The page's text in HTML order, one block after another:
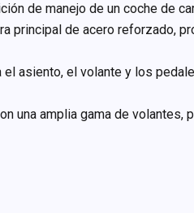
de manejo de un coche de
principal de acero
asiento, el volante y los
una amplia gama de